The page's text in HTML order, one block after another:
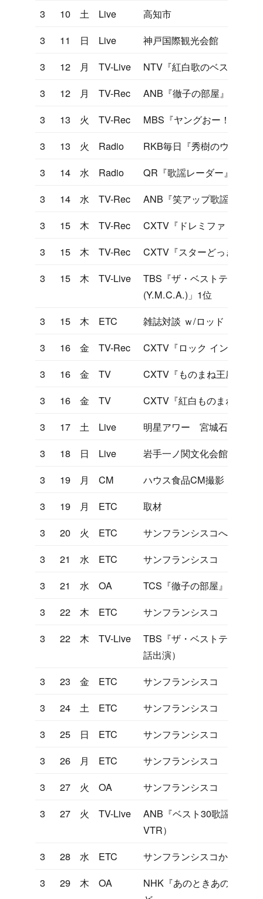
3
10 土 Live
高知市
3
11 日 Live
神戸国際観光会館
3
12 月 TV-Live
NTV『紅白歌のベストテン
3
12 月 TV-Rec
ANB『徹子の部屋』
3
13 火 TV-Rec
MBS『ヤングおー！おー！
3
13 火 Radio
RKB毎日『秀樹のウィーク
3
14 水 Radio
QR『歌謡レーダー』
3
14 水 TV-Rec
ANB『笑アップ歌謡曲大作
3
15 木 TV-Rec
CXTV『ドレミファドン』
3
15 木 TV-Rec
CXTV『スターどっきり』
3
15 木 TV-Live
TBS『ザ・ベストテン』「
(Y.M.C.A.)」1位
3
15 木 ETC
雑誌対談 ｗ/ロッド・スチ
3
16 金 TV-Rec
CXTV『ロック イン ヒデキ
3
16 金 TV
CXTV『ものまね王座決定
3
16 金 TV
CXTV『紅白ものまね』
3
17 土 Live
明星アワー 宮城石巻市
3
18 日 Live
岩手一ノ関文化会館
3
19 月 CM
ハウス食品CM撮影
3
19 月 ETC
取材
3
20 火 ETC
サンフランシスコへ出発
3
21 水 ETC
サンフランシスコ
3
21 水 OA
TCS『徹子の部屋』
3
22 木 ETC
サンフランシスコ
3
22 木 TV-Live
TBS『ザ・ベストテン』（
話出演）
3
23 金 ETC
サンフランシスコ
3
24 土 ETC
サンフランシスコ
3
25 日 ETC
サンフランシスコ
3
26 月 ETC
サンフランシスコ
3
27 火 OA
サンフランシスコ
3
27 火 TV-Live
ANB『ベスト30歌謡曲』（
VTR）
3
28 水 ETC
サンフランシスコから帰国
3
29 木 OA
NHK『あのときあの歌この